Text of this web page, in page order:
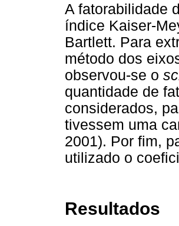
A fatorabilidade
índice Kaiser-
Bartlett. Para
método dos
observou-se o
quantidade de
considerados,
tivessem uma
2001). Por fim,
utilizado o
Resultados